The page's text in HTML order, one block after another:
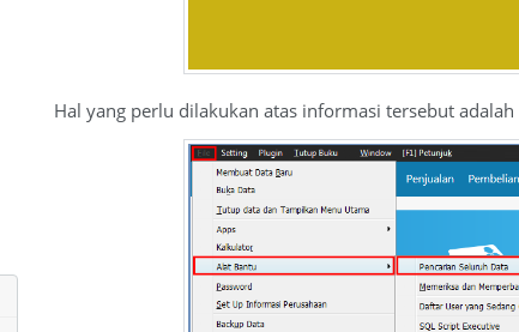
Hal yang perlu dilakukan atas informasi tersebut